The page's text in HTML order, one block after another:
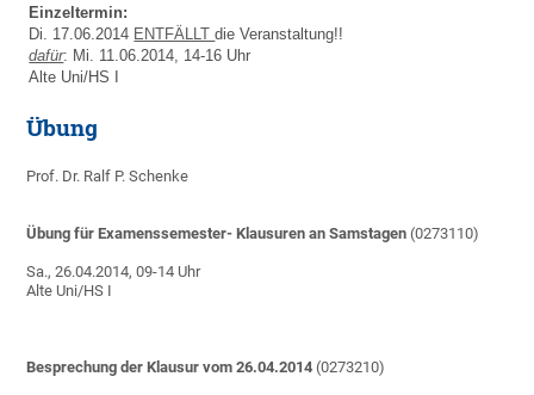
Einzeltermin:
Di. 17.06.2014 ENTFÄLLTdie Veranstaltung!!
dafür: Mi. 11.06.2014, 14-16 Uhr
Alte Uni/HS I
Übung
Prof. Dr. Ralf P. Schenke
Übung für Examenssemester- Klausuren an Samstagen (0273110)
Sa., 26.04.2014, 09-14 Uhr
Alte Uni/HS I
Besprechung der Klausur vom 26.04.2014 (0273210)